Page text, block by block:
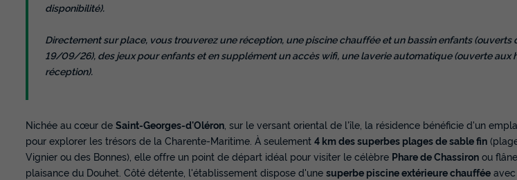
disponibilité).
Directement sur place, vous trouverez une réception, une piscine chauffée et un bassin enfants
19/09/26), des jeux pour enfants et en supplément un accès wifi, une laverie automatique (ouverte aux
réception).
Nichée au cœur de Saint-Georges-d'Oléron , sur le versant oriental de l'île, la résidence bénéficie d'un
pour explorer les trésors de la Charente-Maritime. À seulement 4 km des superbes plages de sable fin
Vignier ou des Bonnes), elle offre un point de départ idéal pour visiter le célèbre Phare de Chassiron ou
plaisance du Douhet. Côté détente, l'établissement dispose d'une superbe piscine extérieure chauffée